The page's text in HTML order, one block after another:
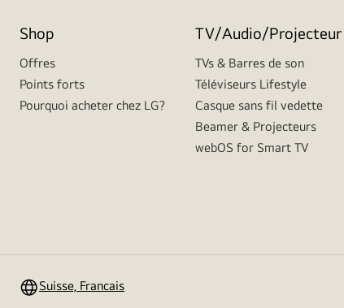
Shop
Offres
Points forts
Pourquoi acheter chez LG?
TV/Audio/Projecteur
TVs & Barres de son
Téléviseurs Lifestyle
Casque sans fil vedette
Beamer & Projecteurs
webOS for Smart TV
Suisse, Francais